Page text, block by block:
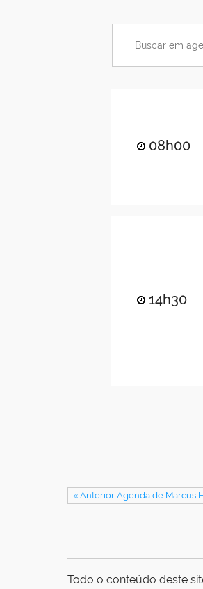
08h00
14h30
« Anterior Agenda de Marcus
Todo o conteúdo deste